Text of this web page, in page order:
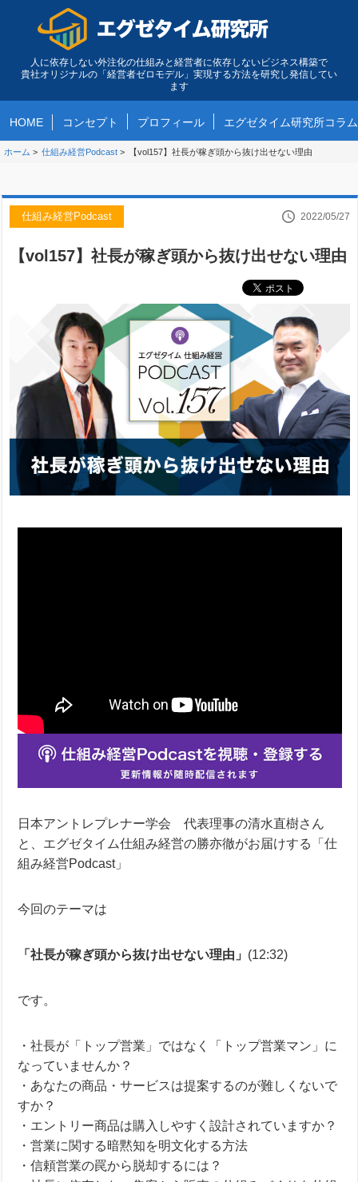
人に依存しない外注化の仕組みと経営者に依存しないビジネス構築で
貴社オリジナルの「経営者ゼロモデル」実現する方法を研究し発信してい
ます
HOME コンセプト プロフィール エグゼタイム研究所コラム
ホーム > 仕組み経営Podcast > 【vol157】社長が稼ぎ頭から抜け出せない理由
仕組み経営Podcast 2022/05/27
【vol157】社長が稼ぎ頭から抜け出せない理由
日本アントレプレナー学会 代表理事の清水直樹さん
と、エグゼタイム仕組み経営の勝亦徹がお届けする「仕
組み経営Podcast」
今回のテーマは
「社長が稼ぎ頭から抜け出せない理由」 (12:32)
です。
・社長が「トップ営業」ではなく「トップ営業マン」に
なっていませんか？
・あなたの商品・サービスは提案するのが難しくないで
すか？
・エントリー商品は購入しやすく設計されていますか？
・営業に関する暗黙知を明文化する方法
・信頼営業の罠から脱却するには？